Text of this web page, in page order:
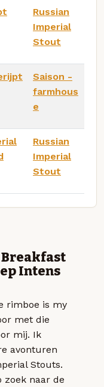
Russian
Imperial
Stout
Saison -
farmhous
e
Russian
Imperial
Stout
Breakfast
Intens
rimboe is my
met die
mij. Ik
avonturen
Stouts.
zoek naar de